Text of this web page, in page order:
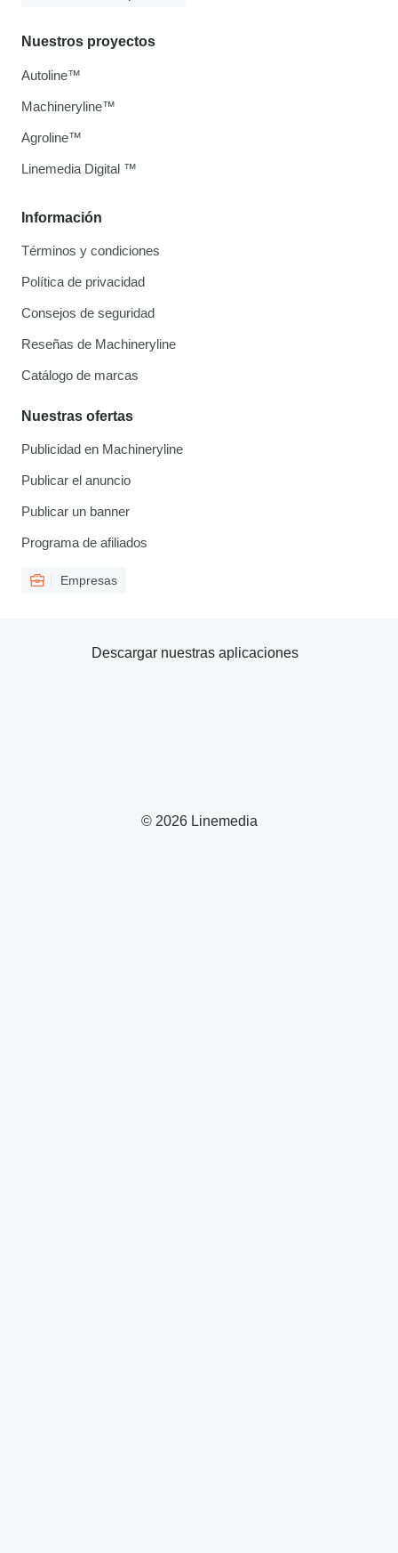
Información
Términos y condiciones
Política de privacidad
Consejos de seguridad
Reseñas de Machineryline
Catálogo de marcas
Nuestras ofertas
Publicidad en Machineryline
Publicar el anuncio
Publicar un banner
Programa de afiliados
Empresas
Nuestros proyectos
Autoline™
Machineryline™
Agroline™
Linemedia Digital ™
© 2026 Linemedia
Descargar nuestras aplicaciones